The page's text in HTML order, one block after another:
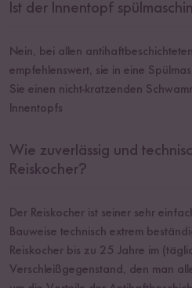
Ist der Innentopf
Nein, bei allen
empfehlenswert, sie in eine
Sie einen nicht-kratzenden
Innentopfs
Wie zuverlässig und
Reiskocher?
Der Reiskocher ist seiner sehr
Bauweise technisch extrem
Reiskocher bis zu 25 Jahre im
Verschleißgegenstand, den man